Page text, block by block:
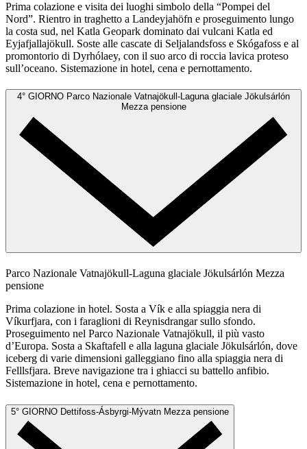
Prima colazione e visita dei luoghi simbolo della “Pompei del
Nord”. Rientro in traghetto a Landeyjahöfn e proseguimento lungo
la costa sud, nel Katla Geopark dominato dai vulcani Katla ed
Eyjafjallajökull. Soste alle cascate di Seljalandsfoss e Skógafoss e al
promontorio di Dyrhólaey, con il suo arco di roccia lavica proteso
sull’oceano. Sistemazione in hotel, cena e pernottamento.
4° GIORNO Parco Nazionale Vatnajökull-Laguna glaciale Jökulsárlón
Mezza pensione
Parco Nazionale Vatnajökull-Laguna glaciale Jökulsárlón Mezza
pensione
Prima colazione in hotel. Sosta a Vík e alla spiaggia nera di
Víkurfjara, con i faraglioni di Reynisdrangar sullo sfondo.
Proseguimento nel Parco Nazionale Vatnajökull, il più vasto
d’Europa. Sosta a Skaftafell e alla laguna glaciale Jökulsárlón, dove
iceberg di varie dimensioni galleggiano fino alla spiaggia nera di
Felllsfjara. Breve navigazione tra i ghiacci su battello anfibio.
Sistemazione in hotel, cena e pernottamento.
5° GIORNO Dettifoss-Ásbyrgi-Mývatn Mezza pensione